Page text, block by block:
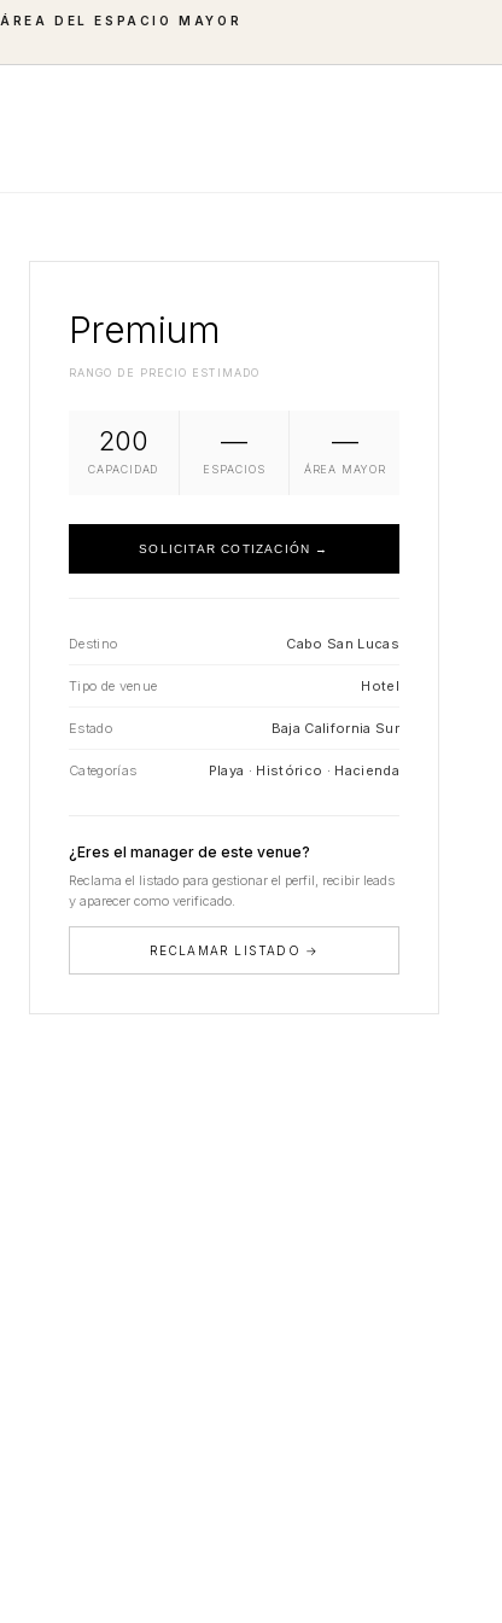
ÁREA DEL ESPACIO MAYOR
Premium
RANGO DE PRECIO ESTIMADO
200
CAPACIDAD
—
ESPACIOS
—
ÁREA MAYOR
SOLICITAR COTIZACIÓN →
Destino Cabo San Lucas
Tipo de venue Hotel
Estado Baja California Sur
Categorías Playa · Histórico · Hacienda
¿Eres el manager de este venue?
Reclama el listado para gestionar el perfil, recibir leads
y aparecer como verificado.
RECLAMAR LISTADO →